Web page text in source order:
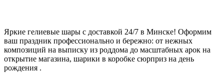
Яркие гелиевые шары с доставкой 24/7 в Минске! Оформим
ваш праздник профессионально и бережно: от нежных
композиций на выписку из роддома до масштабных арок на
открытие магазина, шарики в коробке сюрприз на день
рождения .